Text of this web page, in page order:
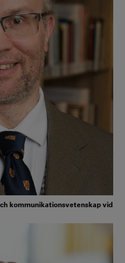
kommunikationsvetenskap vid